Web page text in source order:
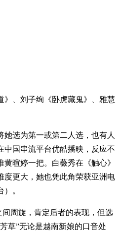
》、刘子绚《卧虎藏鬼》、雅慧
她选为第一或第二人选，也有人
中国串流平台优酷播映，反应不
暄婷一把。白薇秀在《触心》
度更大，她也凭此角荣获亚洲电
。
周旋，肯定后者的表现，但选
草”无论是越南新娘的口音处